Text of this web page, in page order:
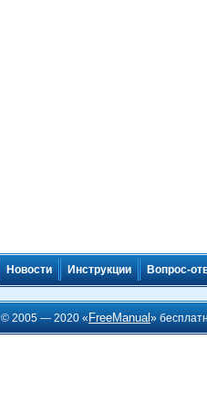
Новости Инструкции Вопрос-
© 2005 — 2020 « FreeManual»